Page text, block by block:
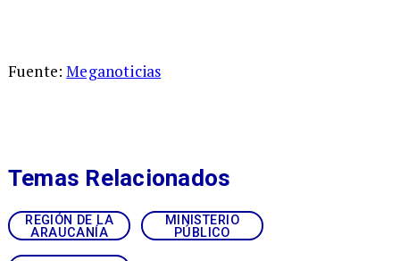
Fuente:Meganoticias
REGIÓN DE LA
ARAUCANÍA
MINISTERIO
PÚBLICO
Temas Relacionados